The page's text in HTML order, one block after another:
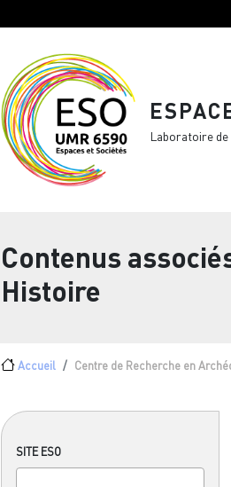
Laboratoire
Contenus
Histoire
Fil d'Ariane
Accueil Centre de Recherche en
SITE ESO